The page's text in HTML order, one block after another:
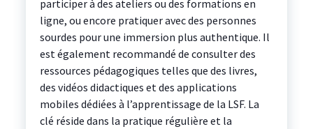
participer à des ateliers ou des formations en
ligne, ou encore pratiquer avec des personnes
sourdes pour une immersion plus authentique. Il
est également recommandé de consulter des
ressources pédagogiques telles que des livres,
des vidéos didactiques et des applications
mobiles dédiées à l’apprentissage de la LSF. La
clé réside dans la pratique régulière et la